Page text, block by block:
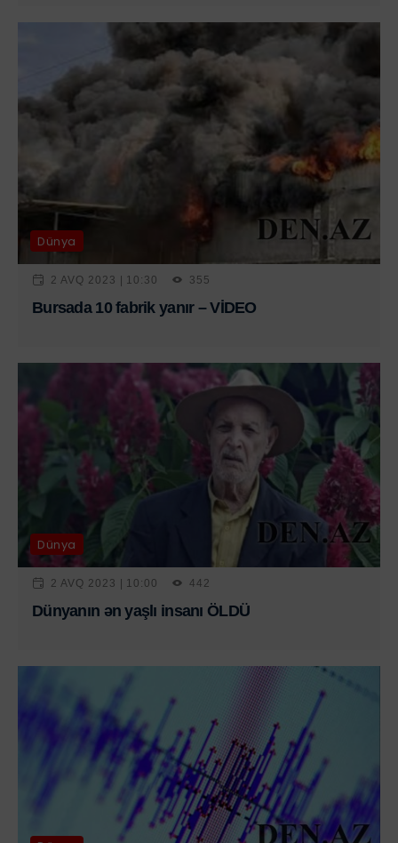
Dünya
2 AVQ 2023 | 10:30 355
Bursada 10 fabrik yanır – VİDEO
Dünya
2 AVQ 2023 | 10:00 442
Dünyanın ən yaşlı insanı ÖLDÜ